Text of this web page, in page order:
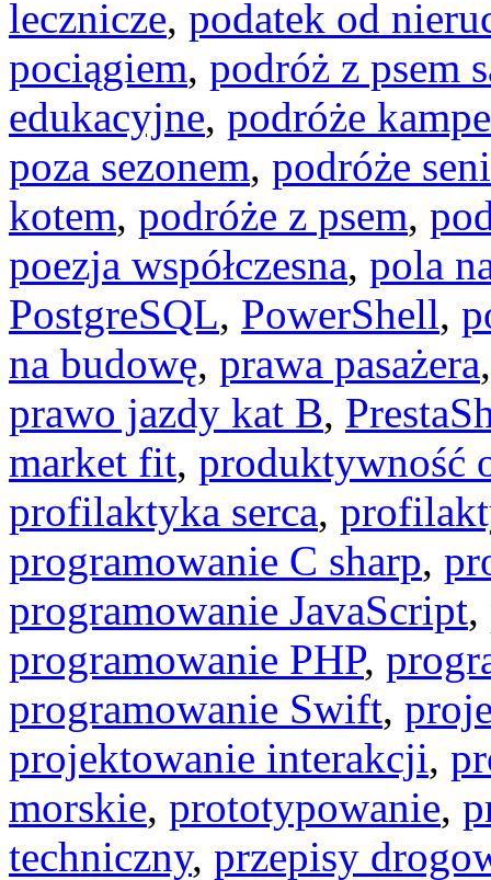
lecznicze, podatek od
pociągiem, podróż z psem
edukacyjne, podróże
poza sezonem, podróże
kotem, podróże z psem,
poezja współczesna, pola
PostgreSQL, PowerShell,
na budowę, prawa pasażera
prawo jazdy kat B,
market fit, produktywność
profilaktyka serca,
programowanie C sharp,
programowanie JavaScript,
programowanie PHP,
programowanie Swift,
projektowanie interakcji,
morskie, prototypowanie,
techniczny, przepisy